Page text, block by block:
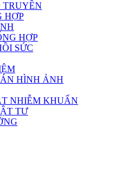
TRUYỀN
HỢP
HỢP
SỨC
HÌNH ẢNH
NHIỄM KHUẨN
TƯ